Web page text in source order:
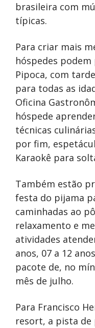
brasileira com
típicas.
Para criar mais
hóspedes
Pipoca, com
para todas as
Oficina
hóspede
técnicas
por fim,
Karaokê para
Também estão
festa do pijama
caminhadas ao
relaxamento e
atividades
anos, 07 a 12
pacote de, no
mês de julho.
Para Francisco
resort, a pista